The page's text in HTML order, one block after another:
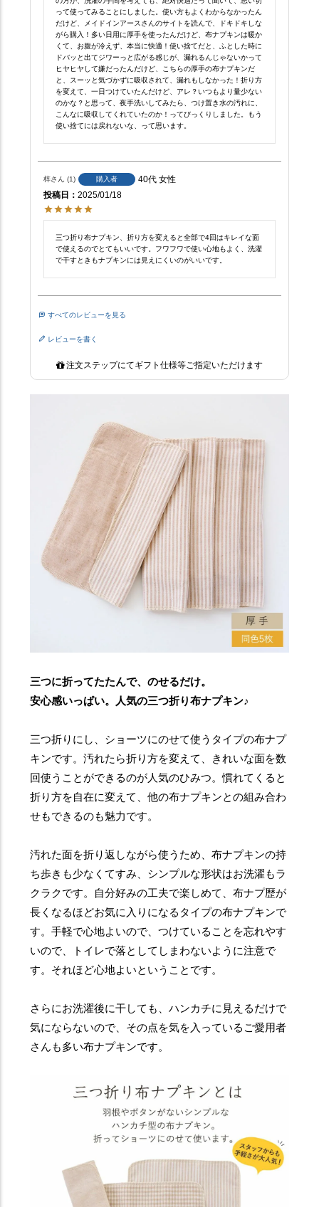
三つに折ってたたんで、のせるだけ。
安心感いっぱい。人気の三つ折り布ナプキン♪
三つ折りにし、ショーツにのせて使うタイプの布ナプ
キンです。汚れたら折り方を変えて、きれいな面を数
回使うことができるのが人気のひみつ。慣れてくると
折り方を自在に変えて、他の布ナプキンとの組み合わ
せもできるのも魅力です。
汚れた面を折り返しながら使うため、布ナプキンの持
ち歩きも少なくてすみ、シンプルな形状はお洗濯もラ
クラクです。自分好みの工夫で楽しめて、布ナプ歴が
長くなるほどお気に入りになるタイプの布ナプキンで
す。手軽で心地よいので、つけていることを忘れやす
いので、トイレで落としてしまわないように注意で
す。それほど心地よいということです。
さらにお洗濯後に干しても、ハンカチに見えるだけで
気にならないので、その点を気を入っているご愛用者
さんも多い布ナプキンです。
って使ってみることにしました。使い方もよくわからなかったん
だけど、メイドインアースさんのサイトを読んで、ドキドキしな
がら購入！多い日用に厚手を使ったんだけど、布ナプキンは暖か
くて、お腹が冷えず、本当に快適！使い捨てだと、ふとした時に
ドバッと出てジワーっと広がる感じが、漏れるんじゃないかって
ヒヤヒヤして嫌だったんだけど、こちらの厚手の布ナプキンだ
と、スーッと気づかずに吸収されて、漏れもしなかった！折り方
を変えて、一日つけていたんだけど、アレ？いつもより量少ない
のかな？と思って、夜手洗いしてみたら、つけ置き水の汚れに、
こんなに吸収してくれていたのか！ってびっくりしました。もう
使い捨てには戻れないな、って思います。
梓 1 購入者 40代 女性
投稿日
2025/01/18
三つ折り布ナプキン、折り方を変えると全部で4回はキレイな面
で使えるのでとてもいいです。フワフワで使い心地もよく、洗濯
で干すときもナプキンには見えにくいのがいいです。
すべてのレビューを見る
レビューを書く
注文ステップにてギフト仕様等ご指定いただけます